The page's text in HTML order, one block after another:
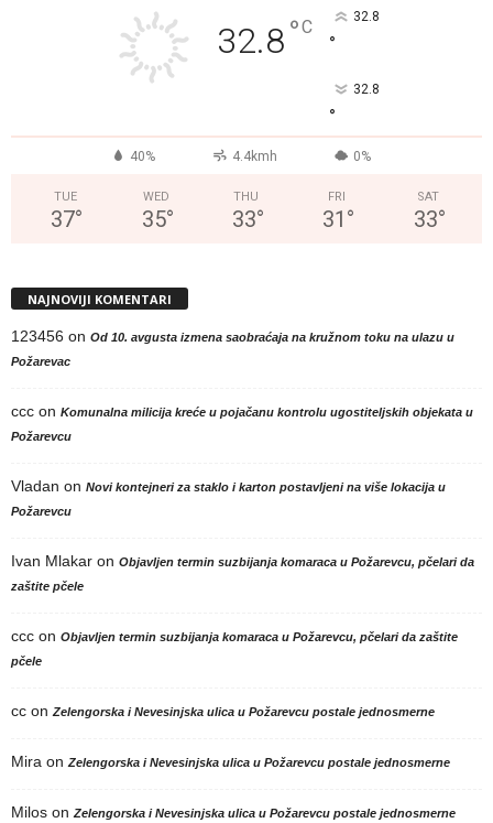
32.8°C 32.8
°
32.8
°
40% 4.4kmh 0%
TUE
37°
WED
35°
THU
33°
FRI
31 °
SAT
33°
NAJNOVIJI KOMENTARI
123456 on Od 10. avgusta izmena saobraćaja na kružnom toku na ulazu u
Požarevac
ccc on Komunalna milicija kreće u pojačanu kontrolu ugostiteljskih objekata u
Požarevcu
Vladan on Novi kontejneri za staklo i karton postavljeni na više lokacija u
Požarevcu
Ivan Mlakar on Objavljen termin suzbijanja komaraca u Požarevcu, pčelari da
zaštite pčele
ccc on Objavljen termin suzbijanja komaraca u Požarevcu, pčelari da zaštite
pčele
cc onZelengorska i Nevesinjska ulica u Požarevcu postale jednosmerne
Mira onZelengorska i Nevesinjska ulica u Požarevcu postale jednosmerne
Milos onZelengorska i Nevesinjska ulica u Požarevcu postale jednosmerne